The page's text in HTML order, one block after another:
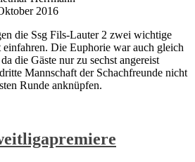
2016
die Ssg Fils-Lauter 2 zwei wichtige
einfahren. Die Euphorie war auch gleich
die Gäste nur zu sechst angereist
Mannschaft der Schachfreunde nicht
Runde anknüpfen.